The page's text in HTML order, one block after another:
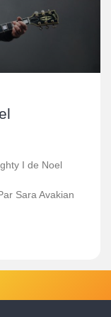
I de Noel
Sara Avakian